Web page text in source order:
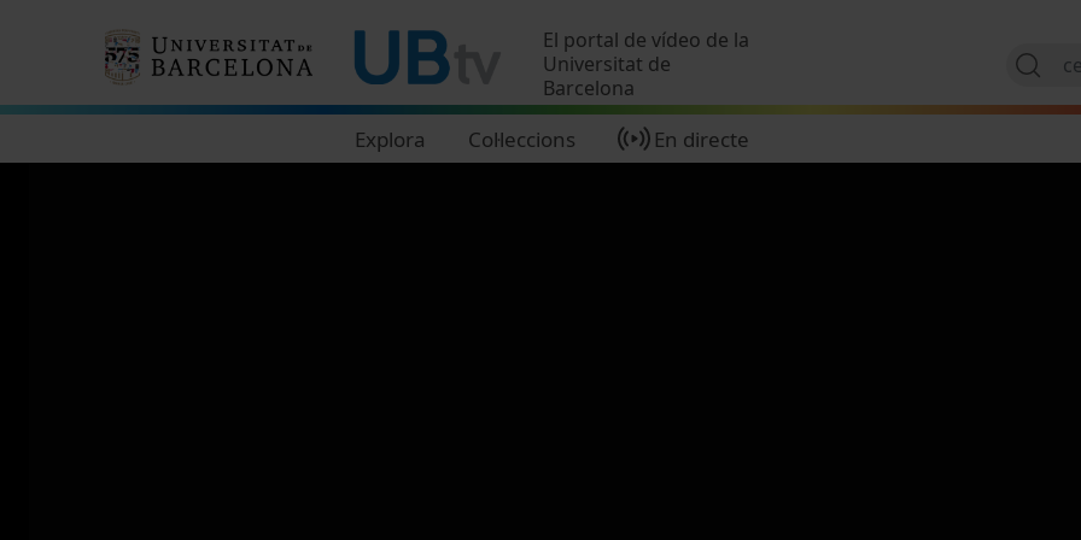
El portal de vídeo de la
Universitat de
Barcelona
Explora Col·leccions En directe